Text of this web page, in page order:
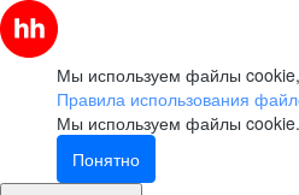
Мы используем файлы cookie,
Правила использования
Мы используем файлы cookie.
Понятно